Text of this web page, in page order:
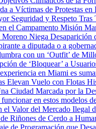
a Víctimas de Protestas
Seguridad y Respeto Tras
el Campamento Misión
Niega
a diputada o a
con un ‘Outfit’ de
de ‘Bloquear’ a
en Miami es
Elevan Vuelo con Flotas
Ciudad Marcada por la
en estos modelos
el Valor del Mercado Ilegal
Riñones de Cerdo a
de Programación que